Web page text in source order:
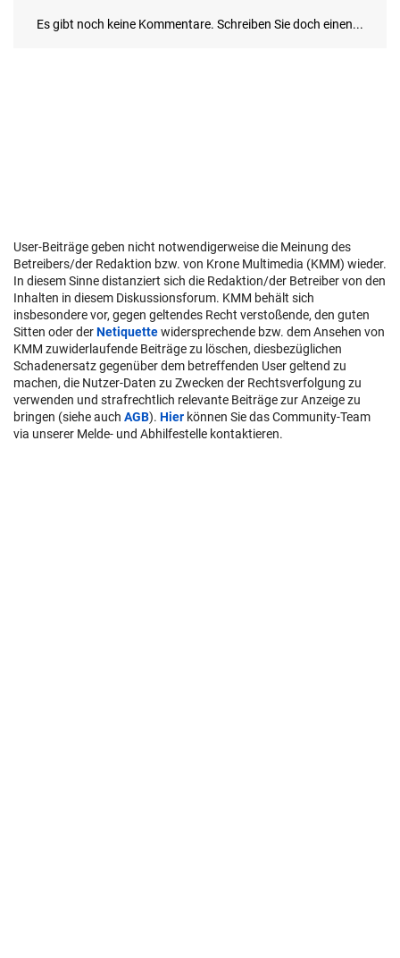
User-Beiträge geben nicht notwendigerweise die Meinung des
Betreibers/der Redaktion bzw. von Krone Multimedia (KMM) wieder.
In diesem Sinne distanziert sich die Redaktion/der Betreiber von den
Inhalten in diesem Diskussionsforum. KMM behält sich
insbesondere vor, gegen geltendes Recht verstoßende, den guten
Sitten oder derNetiquettewidersprechende bzw. dem Ansehen von
KMM zuwiderlaufende Beiträge zu löschen, diesbezüglichen
Schadenersatz gegenüber dem betreffenden User geltend zu
machen, die Nutzer-Daten zu Zwecken der Rechtsverfolgung zu
verwenden und strafrechtlich relevante Beiträge zur Anzeige zu
bringen (siehe auch AGB). Hier können Sie das Community-Team
via unserer Melde- und Abhilfestelle kontaktieren.